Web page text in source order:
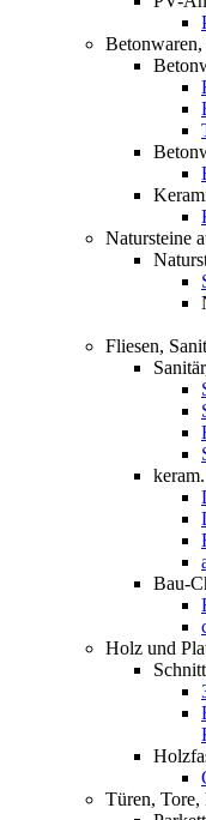
Betonwaren,
Natursteine
Fliesen,
Bau-
Holz und
Türen, Tore,